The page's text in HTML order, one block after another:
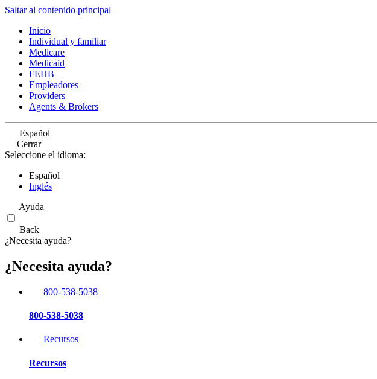
Saltar al contenido principal
Inicio
Individual y familiar
Medicare
Medicaid
FEHB
Empleadores
Providers
Agents & Brokers
Español
Cerrar
Seleccione el idioma:
Español
Inglés
Ayuda
Back
¿Necesita ayuda?
¿Necesita ayuda?
800-538-5038
800-538-5038
Recursos
Recursos